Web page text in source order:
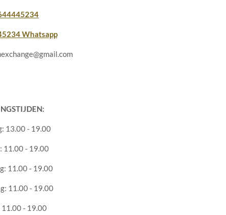
Whatsapp
13.00 - 19.00
11.00 - 19.00
11.00 - 19.00
11.00 - 19.00
- 19.00